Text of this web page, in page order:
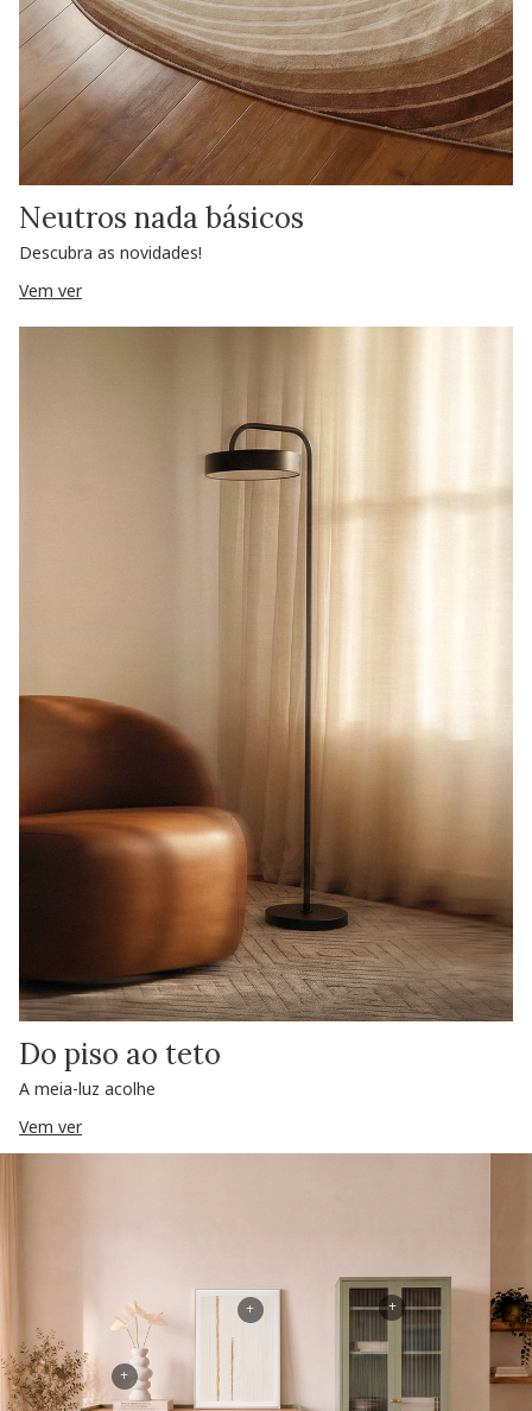
Neutros nada básicos
Descubra as novidades!
Vem ver
Do piso ao teto
A meia-luz acolhe
Vem ver
+
+
+